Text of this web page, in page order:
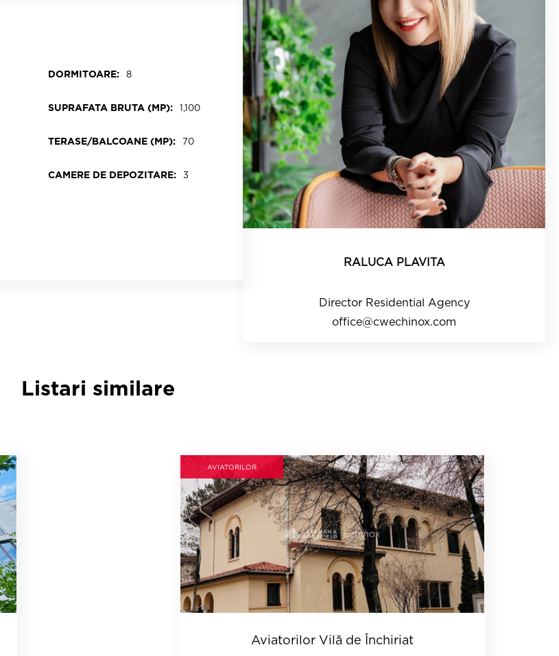
DORMITOARE: 8
SUPRAFATA BRUTA (MP): 1,100
TERASE/BALCOANE (MP): 70
CAMERE DE DEPOZITARE: 3
RALUCA PLAVITA
Director Residential Agency
office@cwechinox.com
Listari similare
AVIATORILOR
Aviatorilor Vilă de Închiriat